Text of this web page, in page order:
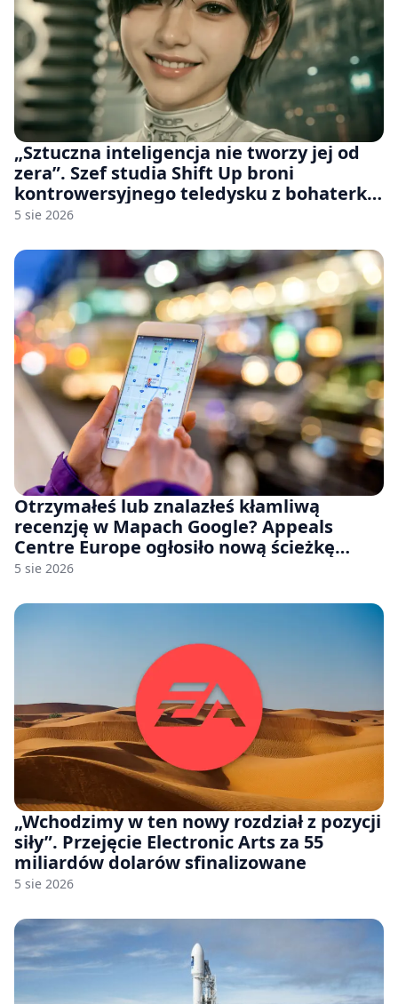
„Sztuczna inteligencja nie tworzy jej od
zera”. Szef studia Shift Up broni
kontrowersyjnego teledysku z bohaterką
Stellar Blade: Blood Rain
5 sie 2026
Otrzymałeś lub znalazłeś kłamliwą
recenzję w Mapach Google? Appeals
Centre Europe ogłosiło nową ścieżkę
odwoławczą dla firm i konsumentów
5 sie 2026
„Wchodzimy w ten nowy rozdział z pozycji
siły”. Przejęcie Electronic Arts za 55
miliardów dolarów sfinalizowane
5 sie 2026